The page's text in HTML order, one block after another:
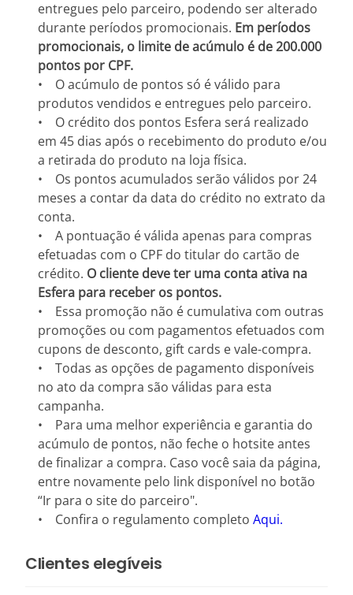
entregues pelo parceiro, podendo ser alterado
durante períodos promocionais. Em períodos
promocionais, o limite de acúmulo é de 200.000
pontos por CPF.
• O acúmulo de pontos só é válido para
produtos vendidos e entregues pelo parceiro.
• O crédito dos pontos Esfera será realizado
em 45 dias após o recebimento do produto e/ou
a retirada do produto na loja física.
• Os pontos acumulados serão válidos por 24
meses a contar da data do crédito no extrato da
conta.
• A pontuação é válida apenas para compras
efetuadas com o CPF do titular do cartão de
crédito. O cliente deve ter uma conta ativa na
Esfera para receber os pontos.
• Essa promoção não é cumulativa com outras
promoções ou com pagamentos efetuados com
cupons de desconto, gift cards e vale-compra.
• Todas as opções de pagamento disponíveis
no ato da compra são válidas para esta
campanha.
• Para uma melhor experiência e garantia do
acúmulo de pontos, não feche o hotsite antes
de finalizar a compra. Caso você saia da página,
entre novamente pelo link disponível no botão
“Ir para o site do parceiro".
• Confira o regulamento completo Aqui.
Clientes elegíveis